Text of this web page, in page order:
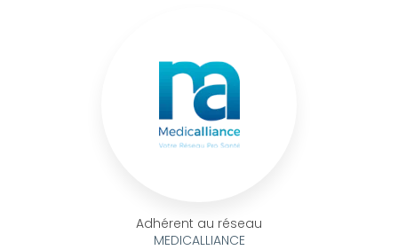
Adhérent au réseau
MEDICALLIANCE